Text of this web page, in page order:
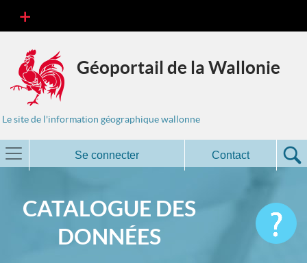
Géoportail de la Wallonie
Le site de l'information géographique wallonne
Se connecter Contact
CATALOGUE DES
DONNÉES